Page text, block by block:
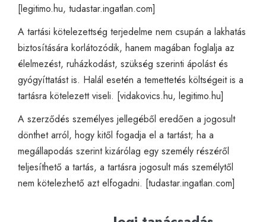
[legitimo.hu, tudastar.ingatlan.com]
A tartási kötelezettség terjedelme nem csupán a lakhatás
biztosítására korlátozódik, hanem magában foglalja az
élelmezést, ruházkodást, szükség szerinti ápolást és
gyógyíttatást is. Halál esetén a temettetés költségeit is a
tartásra kötelezett viseli. [vidakovics.hu, legitimo.hu]
A szerződés személyes jellegéből eredően a jogosult
dönthet arról, hogy kitől fogadja el a tartást; ha a
megállapodás szerint kizárólag egy személy részéről
teljesíthető a tartás, a tartásra jogosult más személytől
nem kötelezhető azt elfogadni. [tudastar.ingatlan.com]